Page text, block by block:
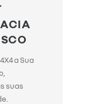
a Sua
suas